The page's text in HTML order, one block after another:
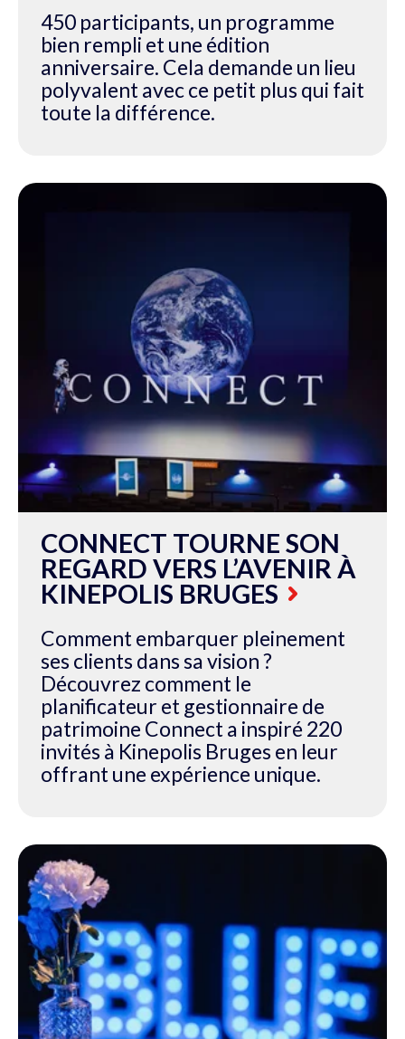
450 participants, un programme
bien rempli et une édition
anniversaire. Cela demande un lieu
polyvalent avec ce petit plus qui fait
toute la différence.
CONNECT TOURNE SON
REGARD VERS L’AVENIR À
KINEPOLIS BRUGES
Comment embarquer pleinement
ses clients dans sa vision ?
Découvrez comment le
planificateur et gestionnaire de
patrimoine Connect a inspiré 220
invités à Kinepolis Bruges en leur
offrant une expérience unique.